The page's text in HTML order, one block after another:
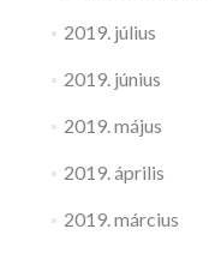
2019. július
2019. június
2019. május
2019. április
2019. március